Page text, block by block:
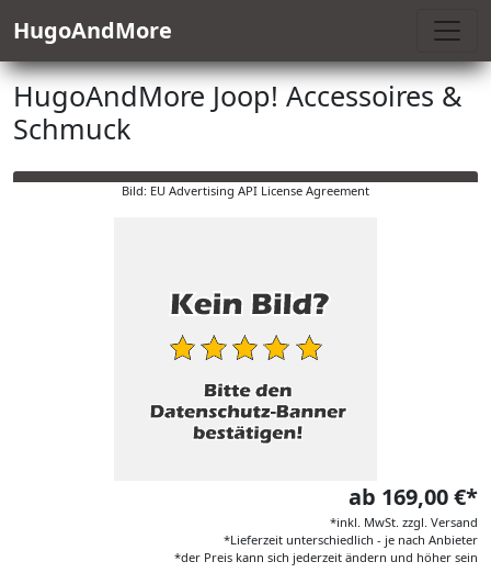
HugoAndMore
HugoAndMore Joop! Accessoires &
Schmuck
Bild: EU Advertising API License Agreement
ab 169,00 €*
*inkl. MwSt. zzgl. Versand
*Lieferzeit unterschiedlich - je nach Anbieter
*der Preis kann sich jederzeit ändern und höher sein